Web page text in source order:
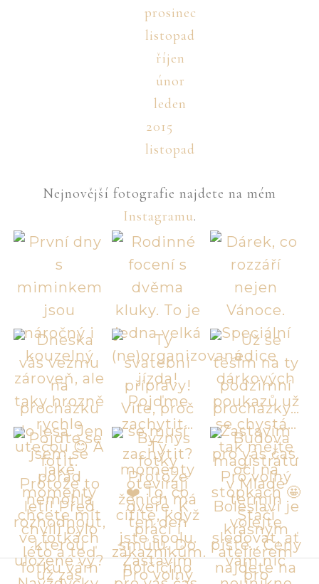
prosinec
listopad
říjen
únor
leden
2015
listopad
Nejnovější fotografie najdete na mém
Instagramu.